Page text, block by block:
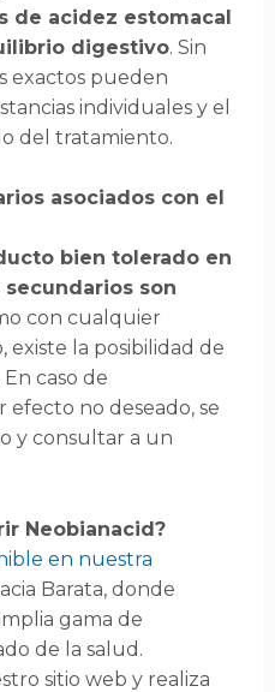
de acidez estomacal
digestivo. Sin
exactos pueden
individuales y el
del tratamiento.
asociados con el
bien tolerado en
son
con cualquier
la posibilidad de
caso de
no deseado, se
y consultar a un
Neobianacid?
en nuestra
Barata, donde
gama de
de la salud.
sitio web y realiza